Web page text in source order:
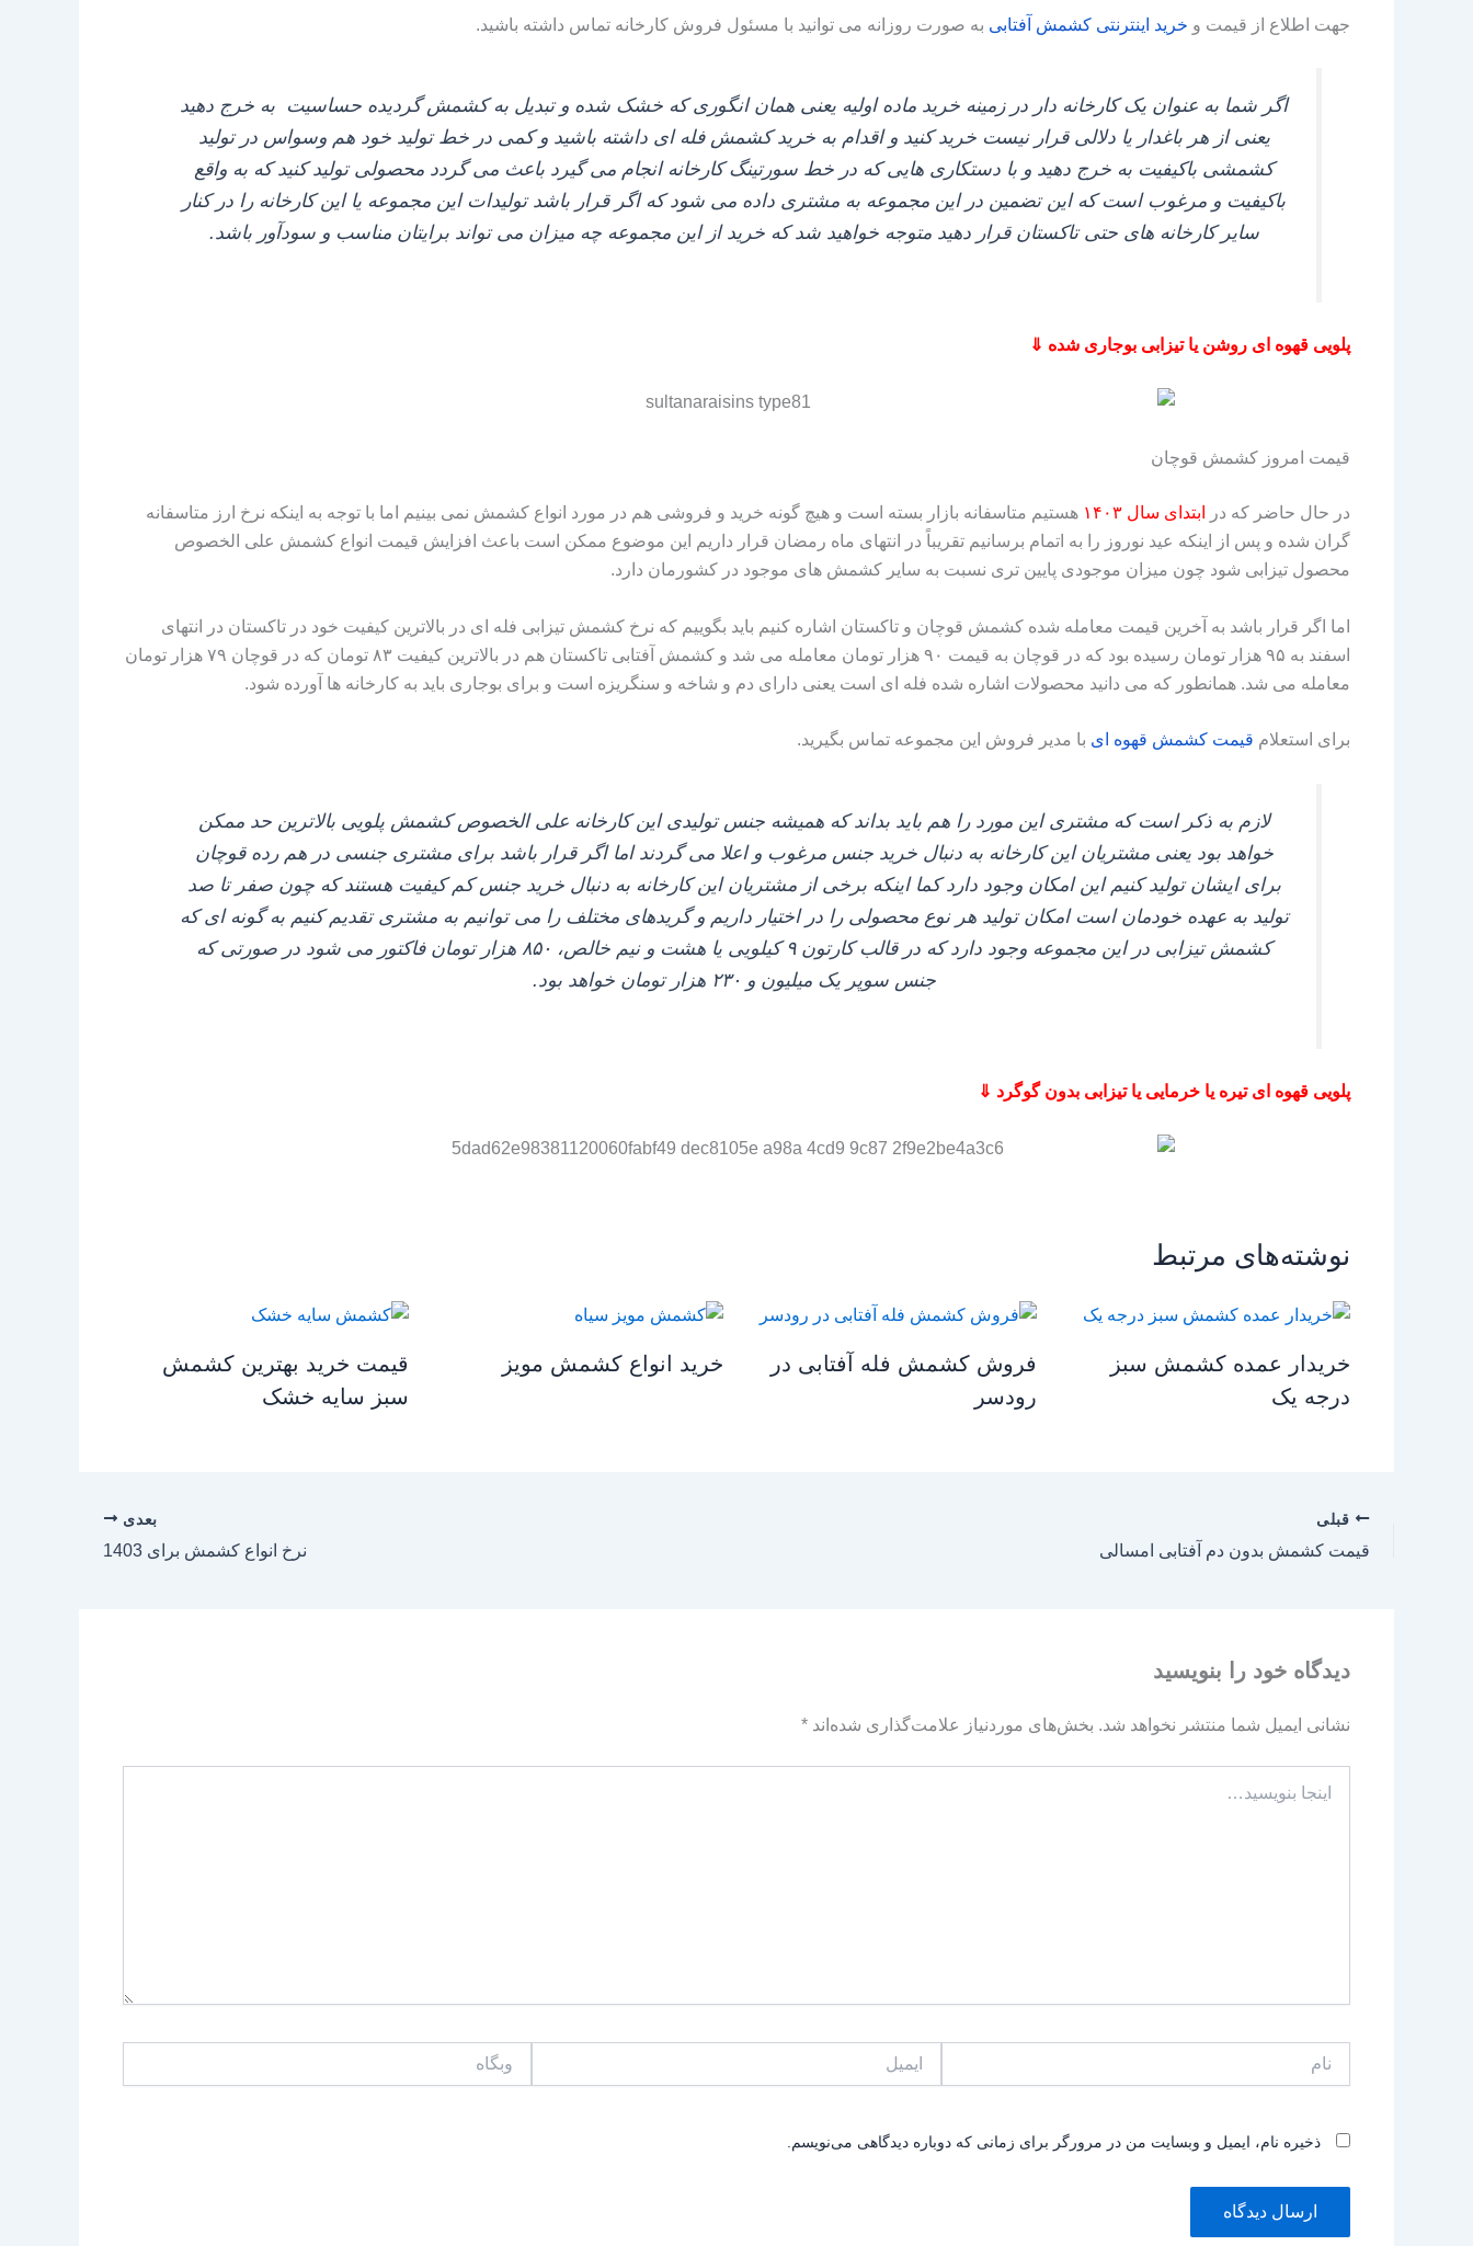
جهت اطلاع از قیمت و خرید اینترنتی کشمش آفتابی به صورت روزانه می توانید با مسئول فروش کارخانه تماس داشته باشید.
اگر شما به عنوان یک کارخانه‌ دار در زمینه خرید ماده اولیه یعنی همان انگوری که خشک شده و تبدیل به کشمش گردیده حساسیت به خرج دهید
یعنی از هر باغدار یا دلالی قرار نیست خرید کنید و اقدام به خرید کشمش فله‌ ای داشته باشید و کمی در خط تولید خود هم وسواس در تولید
کشمشی باکیفیت به خرج دهید و با دستکاری‌ هایی که در خط سورتینگ کارخانه انجام می‌ گیرد باعث می‌ گردد محصولی تولید کنید که به واقع
باکیفیت و مرغوب است که این تضمین در این مجموعه به مشتری داده می‌ شود که اگر قرار باشد تولیدات این مجموعه یا این کارخانه را در کنار
سایر کارخانه‌ های حتی تاکستان قرار دهید متوجه خواهید شد که خرید از این مجموعه چه میزان می‌ تواند برایتان مناسب و سودآور باشد.
پلویی قهوه ای روشن یا تیزابی بوجاری شده ⇓
قیمت امروز کشمش قوچان
در حال حاضر که در ابتدای سال ۱۴۰۳
هستیم متاسفانه بازار بسته است و هیچ گونه خرید و فروشی هم در مورد انواع کشمش نمی‌ بینیم اما با توجه به اینکه نرخ ارز متاسفانه
گران شده و پس از اینکه عید نوروز را به اتمام برسانیم تقریباً در انتهای ماه رمضان قرار داریم این موضوع ممکن است باعث افزایش قیمت انواع کشمش علی الخصوص
محصول تیزابی شود چون میزان موجودی پایین‌ تری نسبت به سایر کشمش‌ های موجود در کشورمان دارد.
اما اگر قرار باشد به آخرین قیمت معامله شده کشمش قوچان و تاکستان اشاره کنیم باید بگوییم که نرخ کشمش تیزابی فله‌ ای در بالاترین کیفیت خود در تاکستان در انتهای
اسفند به ۹۵ هزار تومان رسیده بود که در قوچان به قیمت ۹۰ هزار تومان معامله می‌ شد و کشمش آفتابی تاکستان هم در بالاترین کیفیت ۸۳ تومان که در قوچان ۷۹ هزار تومان
معامله می‌ شد. همانطور که می‌ دانید محصولات اشاره شده فله‌ ای است یعنی دارای دم و شاخه و سنگریزه است و برای بوجاری باید به کارخانه‌ ها آورده شود.
برای استعلام قیمت کشمش قهوه ای با مدیر فروش این مجموعه تماس بگیرید.
لازم به ذکر است که مشتری این مورد را هم باید بداند که همیشه جنس تولیدی این کارخانه علی الخصوص کشمش پلویی بالاترین حد ممکن
خواهد بود یعنی مشتریان این کارخانه به دنبال خرید جنس مرغوب و اعلا می‌ گردند اما اگر قرار باشد برای مشتری جنسی در هم رده قوچان
برای ایشان تولید کنیم این امکان وجود دارد کما اینکه برخی از مشتریان این کارخانه به دنبال خرید جنس کم کیفیت هستند که چون صفر تا صد
تولید به عهده خودمان است امکان تولید هر نوع محصولی را در اختیار داریم و گریدهای مختلف را می‌ توانیم به مشتری تقدیم کنیم به گونه‌ ای که
کشمش تیزابی در این مجموعه وجود دارد که در قالب کارتون ۹ کیلویی یا هشت و نیم خالص، ۸۵۰ هزار تومان فاکتور می‌ شود در صورتی که
جنس سوپر یک میلیون و ۲۳۰ هزار تومان خواهد بود.
پلویی قهوه ای تیره یا خرمایی یا تیزابی بدون گوگرد ⇓
نوشته‌های مرتبط
خریدار عمده کشمش سبز
درجه یک
فروش کشمش فله آفتابی در
رودسر
خرید انواع کشمش مویز
قیمت خرید بهترین کشمش
سبز سایه خشک
قبلی
قیمت کشمش بدون دم آفتابی امسالی
بعدی
نرخ انواع کشمش برای 1403
دیدگاه‌ خود را بنویسید
نشانی ایمیل شما منتشر نخواهد شد. بخش‌های موردنیاز علامت‌گذاری شده‌اند *
بنویسید…
ایمیل
ذخیره نام، ایمیل و وبسایت من در مرورگر برای زمانی که دوباره دیدگاهی می‌نویسم.